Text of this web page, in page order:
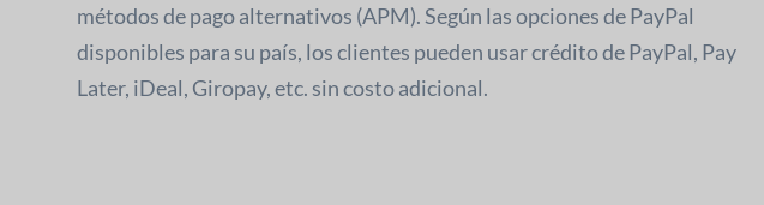
métodos de pago alternativos (APM). Según las opciones de PayPal
disponibles para su país, los clientes pueden usar crédito de PayPal, Pay
Later, iDeal, Giropay, etc. sin costo adicional.